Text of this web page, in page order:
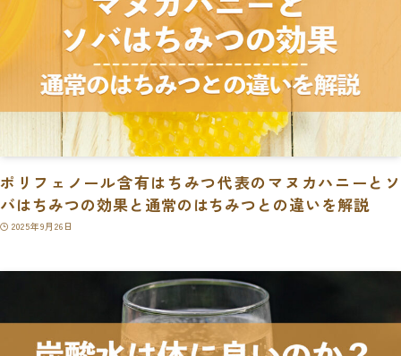
ポリフェノール含有はちみつ代表のマヌカハニーとソ
バはちみつの効果と通常のはちみつとの違いを解説
2025年9月26日